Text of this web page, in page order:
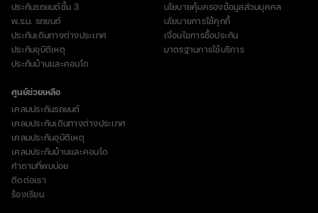
ประกันรถยนต์ชั้น 3
พ.ร.บ. รถยนต์
ประกันเดินทางต่างประเทศ
ประกันอุบัติเหตุ
ประกันบ้านและคอนโด
นโยบายคุ้มครองข้อมูลส่วนบุคคล
นโยบายการใช้คุกกี้
เงื่อนไขการซื้อประกัน
มาตรฐานการใช้บริการ
ศูนย์ช่วยเหลือ
เคลมประกันรถยนต์
เคลมประกันเดินทางต่างประเทศ
เคลมประกันอุบัติเหตุ
เคลมประกันบ้านและคอนโด
คำถามที่พบบ่อย
ติดต่อเรา
ร้องเรียน